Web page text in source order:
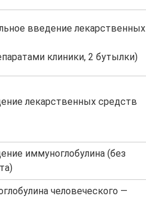
введение лекарственных
клиники, 2 бутылки)
лекарственных средств
иммуноглобулина (без
человеческого —